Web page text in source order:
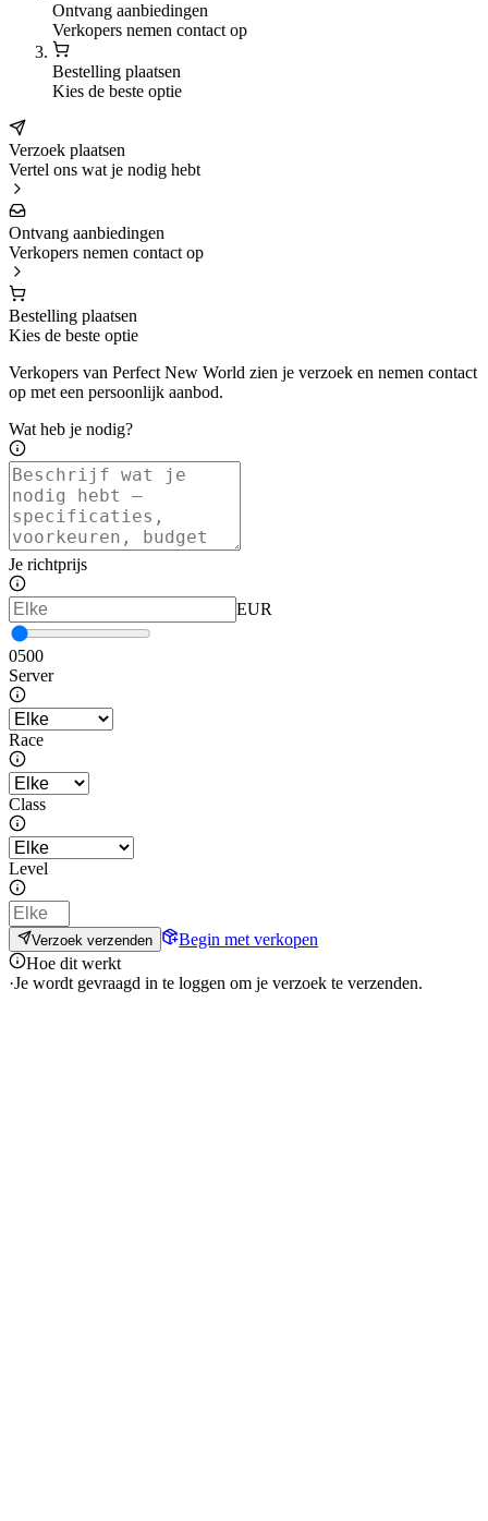
Ontvang aanbiedingen
Verkopers nemen contact op
Bestelling plaatsen
Kies de beste optie
Verzoek plaatsen
Vertel ons wat je nodig hebt
Ontvang aanbiedingen
Verkopers nemen contact op
Bestelling plaatsen
Kies de beste optie
Verkopers van Perfect New World zien je verzoek en nemen contact
op met een persoonlijk aanbod.
Wat heb je nodig?
Je richtprijs
EUR
0500
Server
Race
Class
Level
Verzoek verzenden
Begin met verkopen
Hoe dit werkt
·Je wordt gevraagd in te loggen om je verzoek te verzenden.